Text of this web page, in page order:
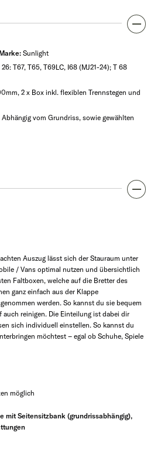
Sunlight
26: T67, T65, T69LC, I68 (MJ21-24); T 68
2 x Box inkl. flexiblen Trennstegen und
Abhängig vom Grundriss, sowie gewählten
Auszug lässt sich der Stauraum unter
/ Vans optimal nutzen und übersichtlich
Faltboxen, welche auf die Bretter des
ganz einfach aus der Klappe
werden. So kannst du sie bequem
reinigen. Die Einteilung ist dabei dir
sich individuell einstellen. So kannst du
möchtest – egal ob Schuhe, Spiele
möglich
mit Seitensitzbank (grundrissabhängig),